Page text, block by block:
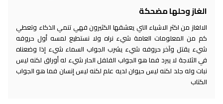
الغاز وحلها مضحكة
الالغاز من اكثر الاشياء التي يعشقها الكثيرون فهي تنمي الذكاء وتعطي
كم من المعلومات العامة شيء نراه ولا نستطيع لمسه أول حروفه
شيء يقتل وآخر حروفه شيء يشرب الجواب السماء شيء إذا وضعناه
في الثلاجة لا يبرد فما هو الجواب الفلفل الحار شيء له أوراق لكنه ليس
نبات وله جلد لكنه ليس حيوان لديه علم لكنه ليس إنسان فما هو الجواب
الكتاب